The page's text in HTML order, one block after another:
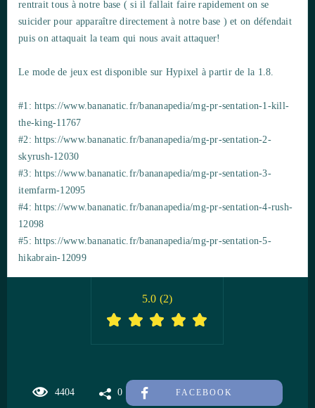
rentrait tous à notre base ( si il fallait faire rapidement on se
suicider pour apparaître directement à notre base ) et on défendait
puis on attaquait la team qui nous avait attaquer!
Le mode de jeux est disponible sur Hypixel à partir de la 1.8.
#1: https://www.bananatic.fr/bananapedia/mg-pr-sentation-1-kill-
the-king-11767
#2: https://www.bananatic.fr/bananapedia/mg-pr-sentation-2-
skyrush-12030
#3: https://www.bananatic.fr/bananapedia/mg-pr-sentation-3-
itemfarm-12095
#4: https://www.bananatic.fr/bananapedia/mg-pr-sentation-4-rush-
12098
#5: https://www.bananatic.fr/bananapedia/mg-pr-sentation-5-
hikabrain-12099
4404 0 FACEBOOK
5.0 (2)